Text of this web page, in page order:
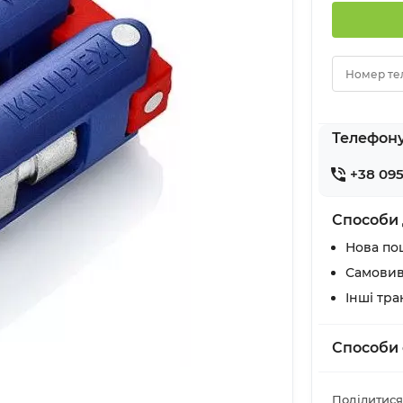
Номер
+38
Способи
Нова
Інші
Способи